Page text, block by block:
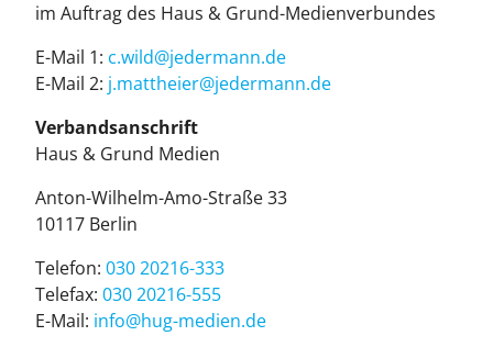
im Auf­trag des Haus & Grund-Me­di­en­ver­bun­des
E-Mail 1: c.wild@je­der­mann.de
E-Mail 2: j.mattheier@jedermann.de
Verbandsanschrift
Haus & Grund Medien
Anton-Wilhelm-Amo-Straße 33
10117 Ber­lin
Telefon: 030 20216-333
Telefax: 030 20216-555
E-Mail: info@hug-medien.de